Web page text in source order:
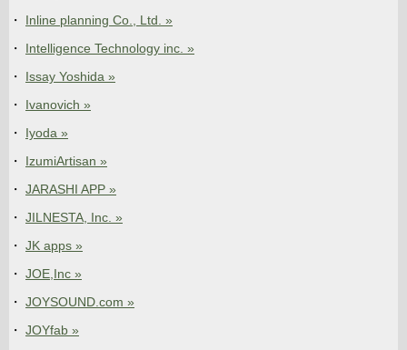
Inline planning Co., Ltd. »
Intelligence Technology inc. »
Issay Yoshida »
Ivanovich »
Iyoda »
IzumiArtisan »
JARASHI APP »
JILNESTA, Inc. »
JK apps »
JOE,Inc »
JOYSOUND.com »
JOYfab »